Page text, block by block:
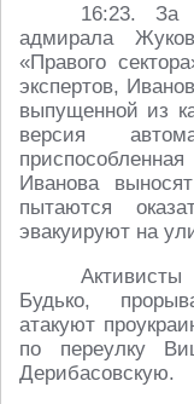
16:23. За
адмирала
«Правого
экспертов,
выпущенной из
версия
Иванова
пытаются
эвакуируют на
Будько,
атакуют
по переулку
Дерибасовскую.